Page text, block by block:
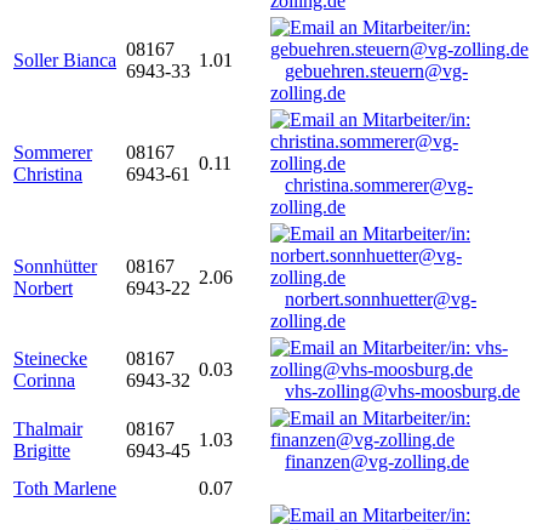
Soller Bianca
08167
6943-33
1.01
gebuehren.steuern@vg-
zolling.de
Sommerer
Christina
08167
6943-61
0.11
christina.sommerer@vg-
zolling.de
Sonnhütter
Norbert
08167
6943-22
2.06
norbert.sonnhuetter@vg-
zolling.de
Steinecke
Corinna
08167
6943-32
0.03
vhs-zolling@vhs-moosburg.de
Thalmair
Brigitte
08167
6943-45
1.03
finanzen@vg-zolling.de
Toth Marlene
0.07